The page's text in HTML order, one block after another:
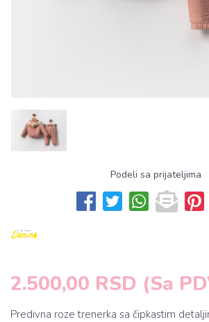
Podeli sa prijateljima
2.500,00 RSD (Sa
Predivna roze trenerka sa čipkastim